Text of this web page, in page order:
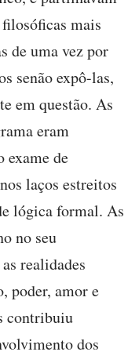
mais
de uma vez por
senão expô-las,
em questão. As
eram
exame de
laços estreitos
lógica formal. As
no seu
realidades
poder, amor e
contribuiu
dos